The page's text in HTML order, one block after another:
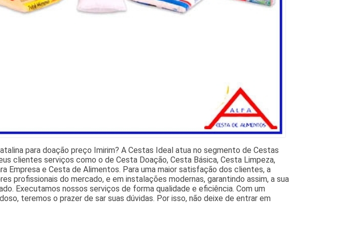
para doação preço Imirim? A Cestas Ideal atua no segmento de Cestas
clientes serviços como o de Cesta Doação, Cesta Básica, Cesta Limpeza,
Empresa e Cesta de Alimentos. Para uma maior satisfação dos clientes, a
profissionais do mercado, e em instalações modernas, garantindo assim, a sua
Executamos nossos serviços de forma qualidade e eficiência. Com um
teremos o prazer de sar suas dúvidas. Por isso, não deixe de entrar em